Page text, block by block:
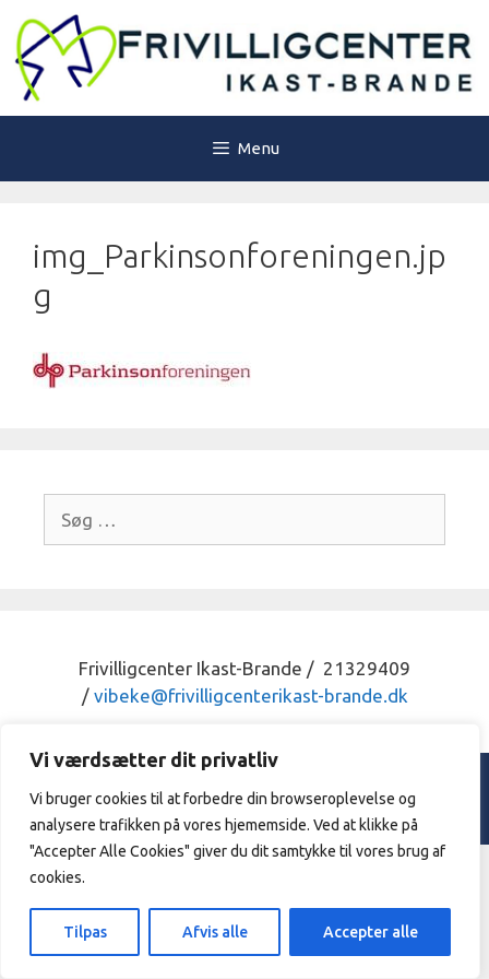
Vi værdsætter dit privatliv
Vi bruger cookies til at forbedre din browseroplevelse og
analysere trafikken på vores hjememside. Ved at klikke på
"Accepter Alle Cookies" giver du dit samtykke til vores brug af
cookies.
Tilpas Afvis alle Accepter alle
indhold
Menu
img_Parkinsonforeningen.jp
g
efter:
Frivilligcenter Ikast-Brande / 21329409
/ vibeke@frivilligcenterikast-brande.dk
Sarangan.dk